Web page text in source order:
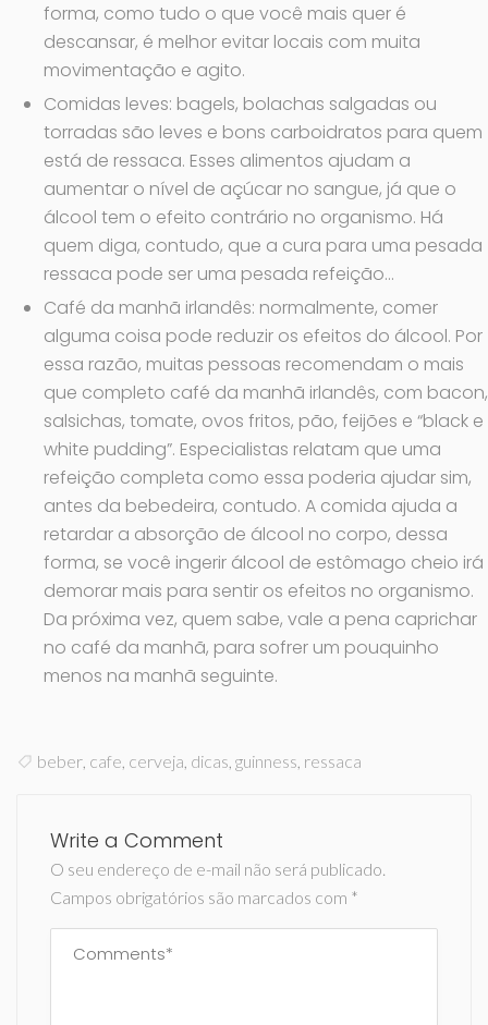
forma, como tudo o que você mais quer é
descansar, é melhor evitar locais com muita
movimentação e agito.
Comidas leves: bagels, bolachas salgadas ou
torradas são leves e bons carboidratos para quem
está de ressaca. Esses alimentos ajudam a
aumentar o nível de açúcar no sangue, já que o
álcool tem o efeito contrário no organismo. Há
quem diga, contudo, que a cura para uma pesada
ressaca pode ser uma pesada refeição…
Café da manhã irlandês: normalmente, comer
alguma coisa pode reduzir os efeitos do álcool. Por
essa razão, muitas pessoas recomendam o mais
que completo café da manhã irlandês, com bacon,
salsichas, tomate, ovos fritos, pão, feijões e “black e
white pudding”. Especialistas relatam que uma
refeição completa como essa poderia ajudar sim,
antes da bebedeira, contudo. A comida ajuda a
retardar a absorção de álcool no corpo, dessa
forma, se você ingerir álcool de estômago cheio irá
demorar mais para sentir os efeitos no organismo.
Da próxima vez, quem sabe, vale a pena caprichar
no café da manhã, para sofrer um pouquinho
menos na manhã seguinte.
beber, cafe, cerveja, dicas, guinness, ressaca
Write a Comment
O seu endereço de e-mail não será publicado.
Campos obrigatórios são marcados com *